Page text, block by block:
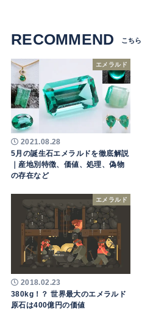
RECOMMEND
エメラルド
2021.08.28
5月の誕生石エメラルドを徹底解説
｜産地別特徴、価値、処理、偽物
の存在など
エメラルド
2018.02.23
380kg！？ 世界最大のエメラルド
原石は400億円の価値